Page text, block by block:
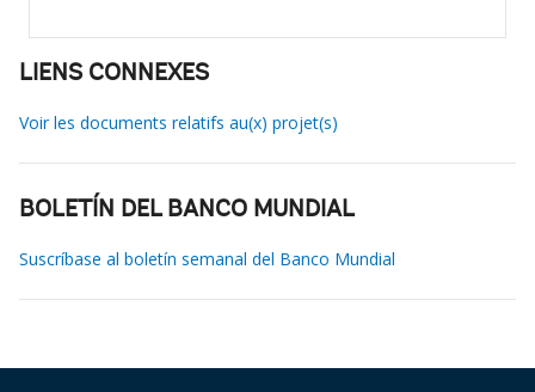
LIENS CONNEXES
Voir les documents relatifs au(x) projet(s)
BOLETÍN DEL BANCO MUNDIAL
Suscríbase al boletín semanal del Banco Mundial